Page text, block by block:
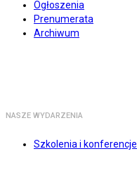
Ogłoszenia
Prenumerata
Archiwum
NASZE WYDARZENIA
Szkolenia i konferencje